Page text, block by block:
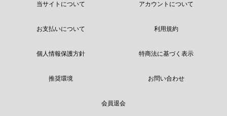
当サイトについて アカウントについて
お支払いについて 利用規約
個人情報保護方針 特商法に基づく表示
推奨環境 お問い合わせ
会員退会